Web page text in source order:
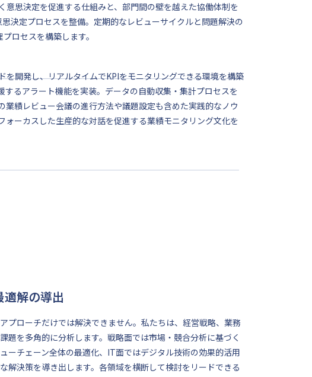
思決定を促進する仕組みと、部門間の壁を越えた協働体制を
決定プロセスを整備。定期的なレビューサイクルと問題解決の
ロセスを構築します。
開発し、リアルタイムでKPIをモニタリングできる環境を構築
るアラート機能を実装。データの自動収集・集計プロセスを
績レビュー会議の進行方法や議題設定も含めた実践的なノウ
ーカスした生産的な対話を促進する業績モニタリング文化を
解の導出
プローチだけでは解決できません。私たちは、経営戦略、業務
題を多角的に分析します。戦略面では市場・競合分析に基づく
ーチェーン全体の最適化、IT面ではデジタル技術の効果的活用
解決策を導き出します。各領域を横断して検討をリードできる